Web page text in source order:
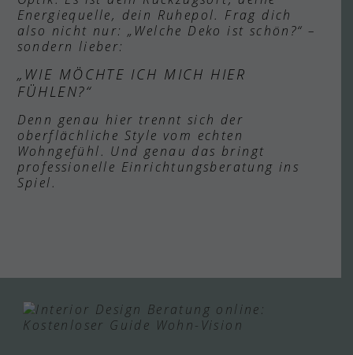
Energiequelle, dein Ruhepol. Frag dich
also nicht nur: „Welche Deko ist schön?“ –
sondern lieber:
„WIE MÖCHTE ICH MICH HIER
FÜHLEN?“
Denn genau hier trennt sich der
oberflächliche Style vom echten
Wohngefühl. Und genau das bringt
professionelle Einrichtungsberatung ins
Spiel.